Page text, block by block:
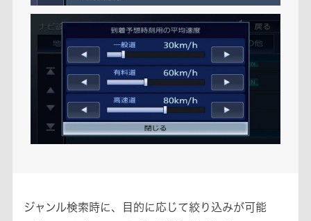
ジャンル検索時に、目的に応じて絞り込みが可能